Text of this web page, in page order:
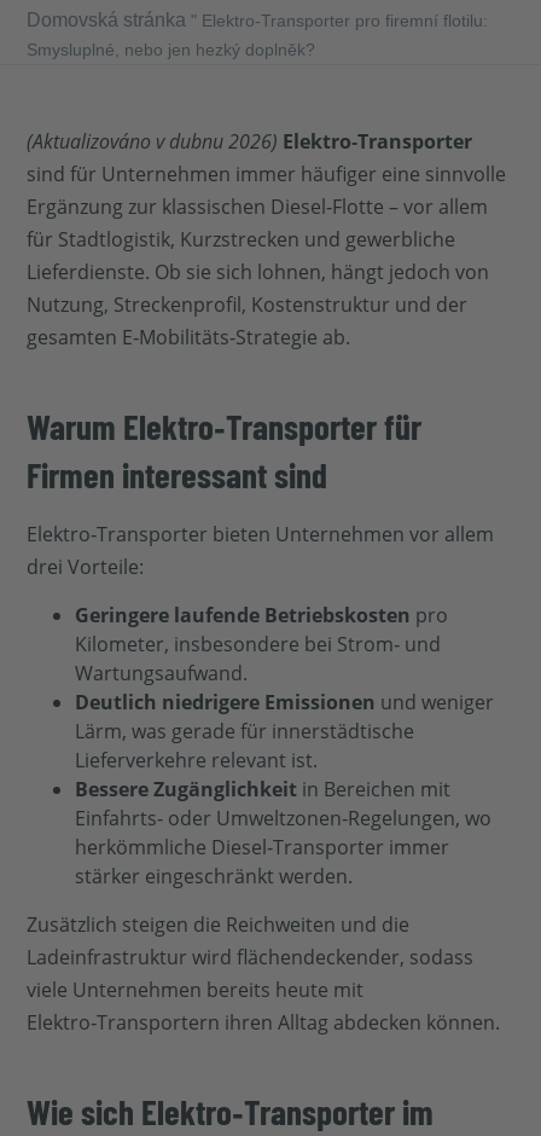
Domovská stránka " Elektro-Transporter pro firemní flotilu:
Smysluplné, nebo jen hezký doplněk?
(Aktualizováno v dubnu 2026) Elektro‑Transporter
sind für Unternehmen immer häufiger eine sinnvolle
Ergänzung zur klassischen Diesel‑Flotte – vor allem
für Stadtlogistik, Kurzstrecken und gewerbliche
Lieferdienste. Ob sie sich lohnen, hängt jedoch von
Nutzung, Streckenprofil, Kostenstruktur und der
gesamten E‑Mobilitäts‑Strategie ab.
Warum Elektro‑Transporter für
Firmen interessant sind
Elektro‑Transporter bieten Unternehmen vor allem
drei Vorteile:
Geringere laufende Betriebskosten pro
Kilometer, insbesondere bei Strom‑ und
Wartungsaufwand.
Deutlich niedrigere Emissionen und weniger
Lärm, was gerade für innerstädtische
Lieferverkehre relevant ist.
Bessere Zugänglichkeit in Bereichen mit
Einfahrts‑ oder Umweltzonen‑Regelungen, wo
herkömmliche Diesel‑Transporter immer
stärker eingeschränkt werden.
Zusätzlich steigen die Reichweiten und die
Ladeinfrastruktur wird flächendeckender, sodass
viele Unternehmen bereits heute mit
Elektro‑Transportern ihren Alltag abdecken können.
Wie sich Elektro‑Transporter im